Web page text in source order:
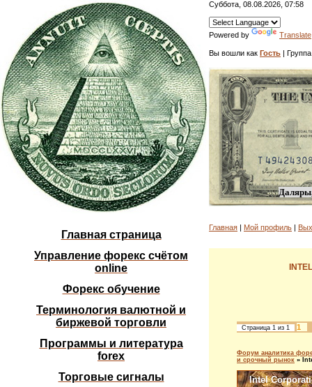
Главная страница
Управление форекс счётом
online
Форекс обучение
Терминология валютной и
биржевой торговли
Программы и литература
forex
Торговые сигналы
Суббота, 08.08.2026, 07:58
Powered by Translate
Вы вошли как Гость |
Главная | Мой профиль |
Страница 1 из 1 1
Форум аналитика
и срочный рынок »
Intel